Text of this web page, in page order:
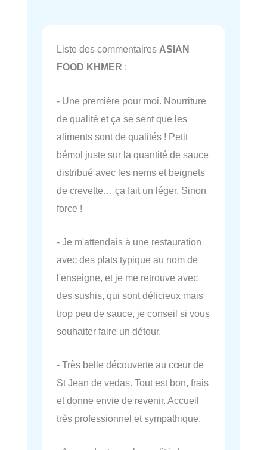
Liste des commentaires ASIAN
FOOD KHMER :
- Une première pour moi. Nourriture
de qualité et ça se sent que les
aliments sont de qualités ! Petit
bémol juste sur la quantité de sauce
distribué avec les nems et beignets
de crevette… ça fait un léger. Sinon
force !
- Je m'attendais à une restauration
avec des plats typique au nom de
l'enseigne, et je me retrouve avec
des sushis, qui sont délicieux mais
trop peu de sauce, je conseil si vous
souhaiter faire un détour.
- Très belle découverte au cœur de
St Jean de vedas. Tout est bon, frais
et donne envie de revenir. Accueil
très professionnel et sympathique.